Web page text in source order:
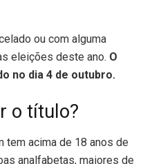
ou com alguma
eleições deste ano. O
no dia 4 de outubro.
o título?
tem acima de 18 anos de
analfabetas, maiores de